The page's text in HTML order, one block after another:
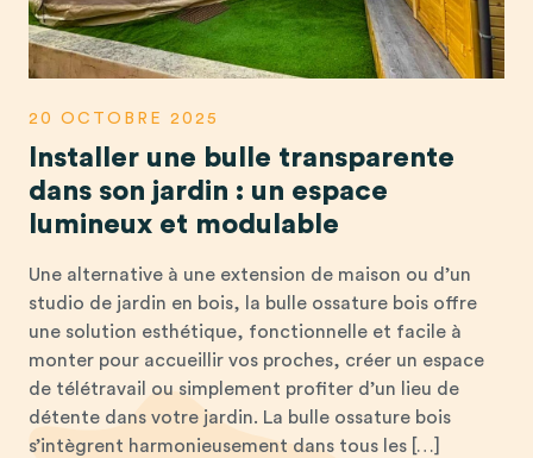
20 OCTOBRE 2025
Installer une bulle transparente
dans son jardin : un espace
lumineux et modulable
Une alternative à une extension de maison ou d’un
studio de jardin en bois, la bulle ossature bois offre
une solution esthétique, fonctionnelle et facile à
monter pour accueillir vos proches, créer un espace
de télétravail ou simplement profiter d’un lieu de
détente dans votre jardin. La bulle ossature bois
s’intègrent harmonieusement dans tous les […]